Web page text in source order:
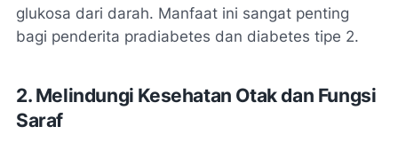
glukosa dari darah. Manfaat ini sangat penting
bagi penderita pradiabetes dan diabetes tipe 2.
2. Melindungi Kesehatan Otak dan Fungsi
Saraf